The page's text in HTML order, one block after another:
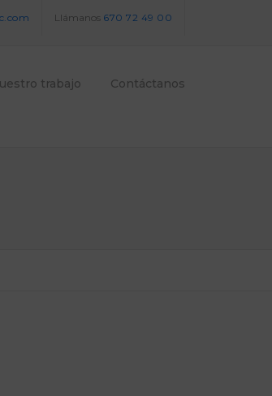
Llámanos 670 72 49 00
trabajo Contáctanos